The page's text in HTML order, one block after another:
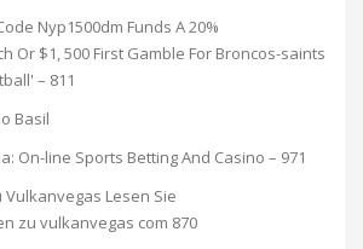
Nyp1500dm Funds A 20%
Or $1, 500 First Gamble For Broncos-saints
– 811
Basil
On-line Sports Betting And Casino – 971
Lesen Sie
zu vulkanvegas com 870